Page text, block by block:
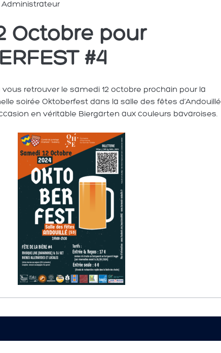
Administrateur
Octobre pour
#4
vous retrouver le samedi 12 octobre prochain pour la
soirée Oktoberfest dans la salle des fêtes d’Andouillé
en véritable Biergarten aux couleurs bavaroises.